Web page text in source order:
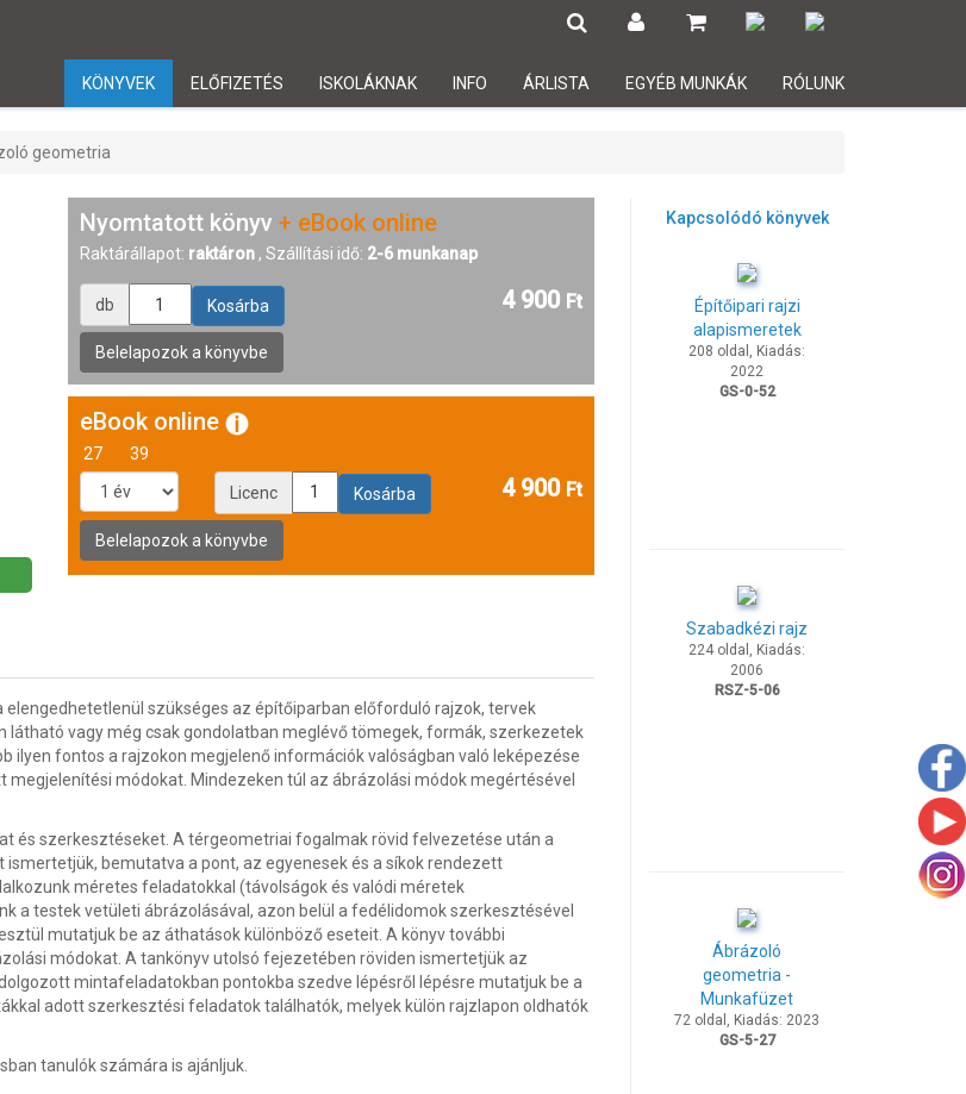
KÖNYVEK ELŐFIZETÉS ISKOLÁKNAK INFO ÁRLISTA EGYÉB MUNKÁK RÓLUNK
geometria
Nyomtatott könyv + eBook online
Raktárállapot: raktáron, Szállítási idő: 2-6 munkanap
db 4 900 Ft
eBook online
27 39
Licenc 4 900 Ft
szükséges az építőiparban előforduló rajzok, tervek
vagy még csak gondolatban meglévő tömegek, formák, szerkezetek
ilyen fontos a rajzokon megjelenő információk valóságban való leképezése
módokat. Mindezeken túl az ábrázolási módok megértésével
és szerkesztéseket. A térgeometriai fogalmak rövid felvezetése után a
bemutatva a pont, az egyenesek és a síkok rendezett
méretes feladatokkal (távolságok és valódi méretek
testek vetületi ábrázolásával, azon belül a fedélidomok szerkesztésével
mutatjuk be az áthatások különböző eseteit. A könyv további
módokat. A tankönyv utolsó fejezetében röviden ismertetjük az
mintafeladatokban pontokba szedve lépésről lépésre mutatjuk be a
adott szerkesztési feladatok találhatók, melyek külön rajzlapon oldhatók
tanulók számára is ajánljuk.
Kapcsolódó könyvek
Építőipari rajzi
alapismeretek
208 oldal, Kiadás:
2022
GS-0-52
Szabadkézi rajz
224 oldal, Kiadás:
2006
RSZ-5-06
Ábrázoló
geometria -
Munkafüzet
72 oldal, Kiadás: 2023
GS-5-27